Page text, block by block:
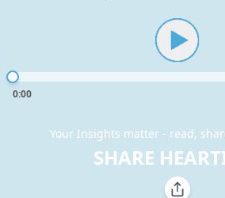
0:00
Your Insights matter - read,
SHARE